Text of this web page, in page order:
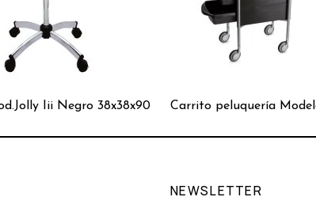
Iii Negro 38x38x90 Carrito peluquería
NEWSLETTER